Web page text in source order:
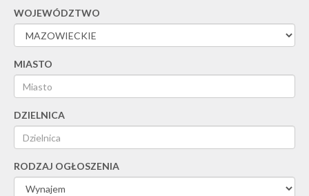
WOJEWÓDZTWO
MIASTO
DZIELNICA
RODZAJ OGŁOSZENIA